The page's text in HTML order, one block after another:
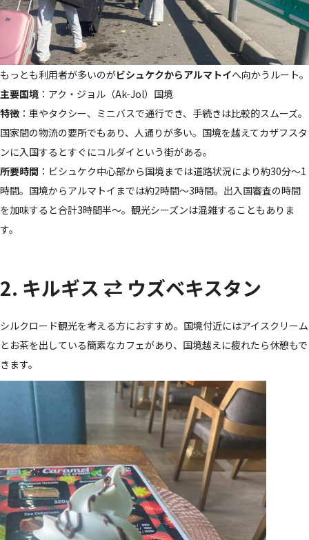
もっとも利用者が多いのがビシュケクからアルマトイへ向かうルート。
主要国境 ：アク・ジョル（Ak-Jol）国境
特徴 ：車やタクシー、ミニバスで通行でき、手続きは比較的スムーズ。
国家間の物流の要所でもあり、人通りが多い。国境を越えてカザフスタ
ンに入国するとすぐにコルダイという街がある。
所要時間 ：ビシュケク中心部から国境までは道路状況により約30分～1
時間。国境からアルマトイまでは約2時間～3時間。出入国審査の時間
を加味すると合計3時間半～。観光シーズンは混雑することもありま
す。
2. キルギス ⇄ ウズベキスタン
シルクロード観光を考える方におすすめ。国境付近にはアイスクリーム
とお茶を出している簡素なカフェがあり、国境越えに疲れたら休憩もで
きます。